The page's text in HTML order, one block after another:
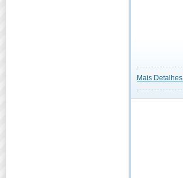
Mais Detalhes